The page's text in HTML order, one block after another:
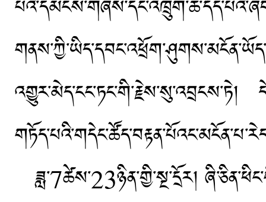
འགྱུར་མེད་ངང་ཏང་གི་རྗེས་སུ་འབྲངས་ཏེ།
ཟླ་7ཚེས་23ཉིན་གྱི་སྔ་དྲོར།